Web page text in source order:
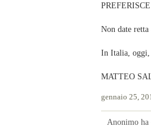
Non date
In Italia, oggi,
MATTEO
gennaio 25,
Anonimo ha